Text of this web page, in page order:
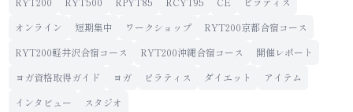
オンライン
短期集中 ワークショップ
RYT200京都合宿コース
RYT200軽井沢合宿コース
RYT200沖縄合宿コース
開催レポート
ヨガ資格取得ガイド
ヨガ ピラティス ダイエット
アイテム
インタビュー
スタジオ